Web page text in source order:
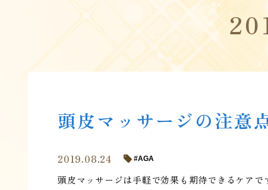
頭皮マッサージの注意
2019.08.24 AGA
頭皮マッサージは手軽で効果も期待できるケア